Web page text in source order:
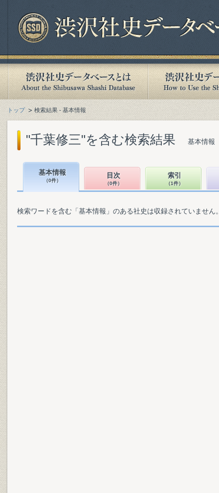
トップ 検索結果 - 基本情報
"千葉修三"を含む検索結果 基本情報
基本情報
（0件）
目次
（0件）
索引
（1件）
検索ワードを含む「基本情報」のある社史は収録されていません